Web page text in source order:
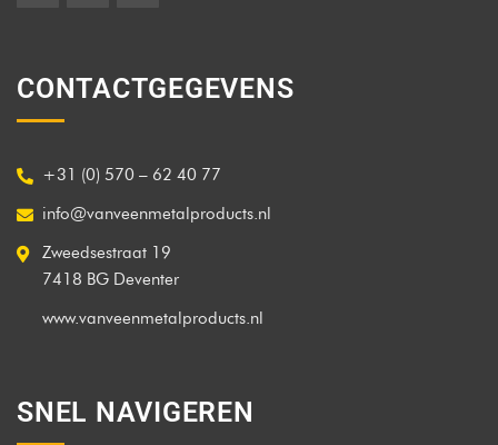
CONTACTGEGEVENS
+31 (0) 570 – 62 40 77
info@vanveenmetalproducts.nl
Zweedsestraat 19
7418 BG Deventer
www.vanveenmetalproducts.nl
SNEL NAVIGEREN